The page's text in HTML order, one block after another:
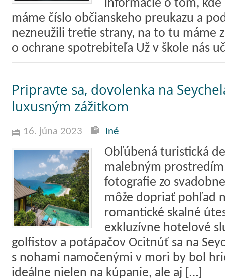
informácie o tom, kde
máme číslo občianskeho preukazu a
nezneužili tretie strany, na to tu máme
o ochrane spotrebiteľa Už v škole nás
Pripravte sa, dovolenka na
luxusným zážitkom
16. júna 2023 Iné
Obľúbená turistická
malebným
fotografie zo
môže dopriať pohľad
romantické skalné
exkluzívne hotelové
golfistov a potápačov Ocitnúť sa na
s nohami namočenými v mori by bol
ideálne nielen na kúpanie, ale aj […]